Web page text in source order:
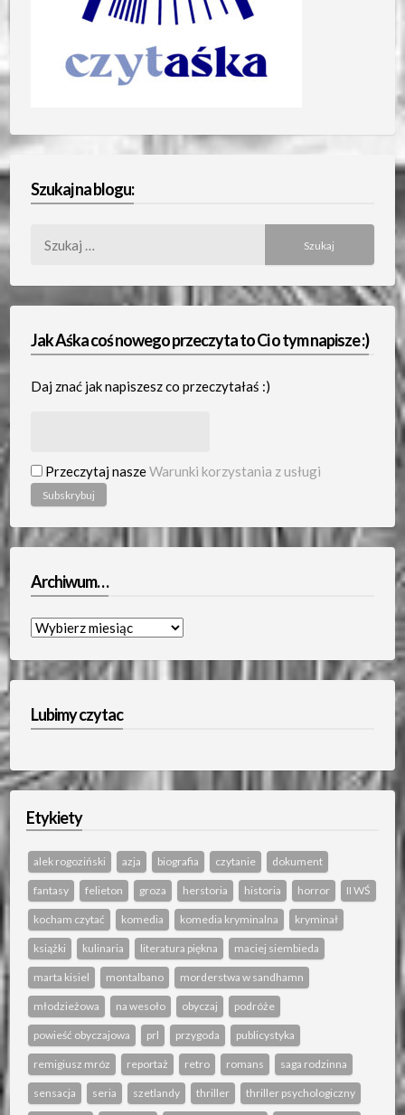
Szukaj na blogu:
Jak Aśka coś nowego przeczyta to Ci o tym napisze :)
Daj znać jak napiszesz co przeczytałaś :)
Przeczytaj naszeWarunki korzystania z usługi
Archiwum…
Archiwum…
Lubimy czytac
Etykiety
alek rogoziński azja biografia czytanie dokument
fantasy felieton groza herstoria historia horror II WŚ
kocham czytać komedia komedia kryminalna kryminał
książki kulinaria literatura piękna maciej siembieda
marta kisiel montalbano morderstwa w sandhamn
młodzieżowa na wesoło obyczaj podróże
powieść obyczajowa prl przygoda publicystyka
remigiusz mróz reportaż retro romans saga rodzinna
sensacja seria szetlandy thriller thriller psychologiczny